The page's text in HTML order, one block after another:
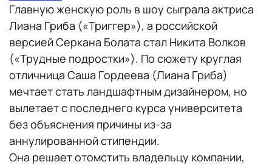
Главную женскую роль в шоу сыграла актриса
Лиана Гриба («Триггер»), а российской
версией Серкана Болата стал Никита Волков
(«Трудные подростки»). По сюжету круглая
отличница Саша Гордеева (Лиана Гриба)
мечтает стать ландшафтным дизайнером, но
вылетает с последнего курса университета
без объяснения причины из-за
аннулированной стипендии.
Она решает отомстить владельцу компании,